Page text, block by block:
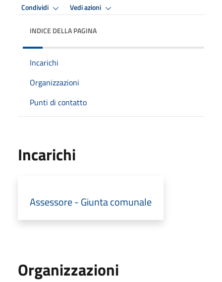
Condividi Vedi azioni
INDICE DELLA PAGINA
Incarichi
Organizzazioni
Punti di contatto
Incarichi
Assessore - Giunta comunale
Organizzazioni